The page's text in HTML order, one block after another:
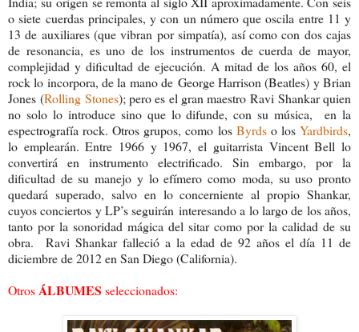
o siete cuerdas principales, y con un número que oscila entre 11 y
13 de auxiliares (que vibran por simpatía), así como con dos cajas
de resonancia, es uno de los instrumentos de cuerda de mayor,
complejidad y dificultad de ejecución. A mitad de los años 60, el
rock lo incorpora, de la mano de George Harrison (Beatles) y Brian
Jones (Rolling Stones); pero es el gran maestro Ravi Shankar quien
no solo lo introduce sino que lo difunde, con su música, en la
espectrografía rock. Otros grupos, como los Byrdso losYardbirds,
lo emplearán. Entre 1966 y 1967, el guitarrista Vincent Bell lo
convertirá en instrumento electrificado. Sin embargo, por la
dificultad de su manejo y lo efímero como moda, su uso pronto
quedará superado, salvo en lo concerniente al propio Shankar,
cuyos conciertos y LP’s seguirán interesando a lo largo de los años,
tanto por la sonoridad mágica del sitar como por la calidad de su
obra. Ravi Shankar falleció a la edad de 92 años el día 11 de
diciembre de 2012 en San Diego (California).
OtrosÁLBUMES seleccionados: